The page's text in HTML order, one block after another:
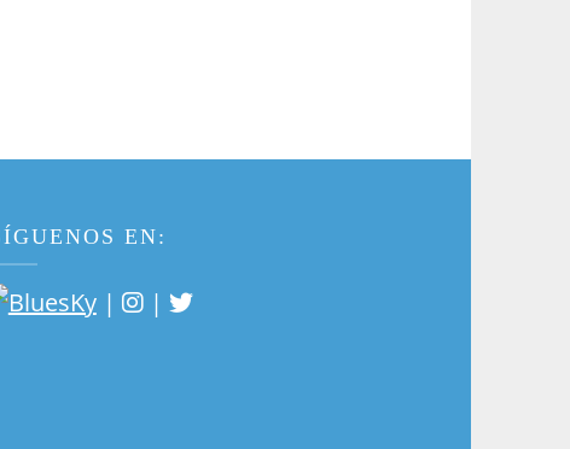
EN:
| |